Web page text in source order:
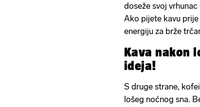
doseže svoj
Ako pijete kavu
energiju za brže
Kava nakon
ideja!
S druge strane,
lošeg noćnog sna.